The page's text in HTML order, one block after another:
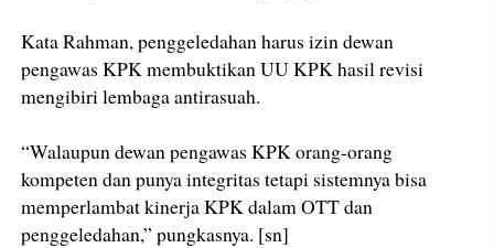
Kata Rahman, penggeledahan harus izin dewan
pengawas KPK membuktikan UU KPK hasil revisi
mengibiri lembaga antirasuah.
“Walaupun dewan pengawas KPK orang-orang
kompeten dan punya integritas tetapi sistemnya bisa
memperlambat kinerja KPK dalam OTT dan
penggeledahan,” pungkasnya. [sn]